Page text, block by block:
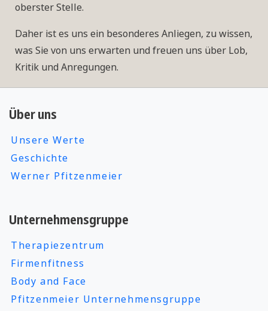
oberster Stelle.
Daher ist es uns ein besonderes Anliegen, zu wissen,
was Sie von uns erwarten und freuen uns über Lob,
Kritik und Anregungen.
Über uns
Unsere Werte
Geschichte
Werner Pfitzenmeier
Unternehmensgruppe
Therapiezentrum
Firmenfitness
Body and Face
Pfitzenmeier Unternehmensgruppe